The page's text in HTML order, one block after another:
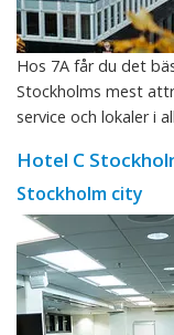
Hos 7A får du det
Stockholms mest
service och lokaler i
Hotel C
Stockholm city